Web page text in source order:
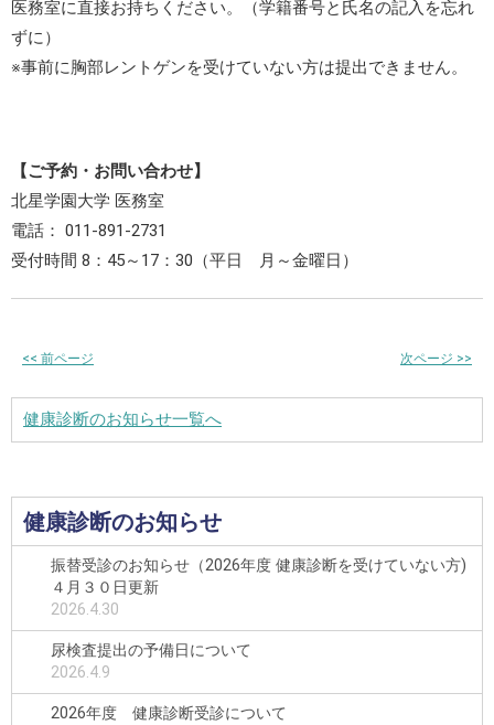
医務室に直接お持ちください。（学籍番号と氏名の記入を忘れ
ずに）
※事前に胸部レントゲンを受けていない方は提出できません。
【ご予約・お問い合わせ】
北星学園大学 医務室
電話： 011-891-2731
受付時間 8：45～17：30（平日 月～金曜日）
<< 前ページ 次ページ >>
健康診断のお知らせ一覧へ
健康診断のお知らせ
振替受診のお知らせ（2026年度 健康診断を受けていない方)
４月３０日更新
2026.4.30
尿検査提出の予備日について
2026.4.9
2026年度 健康診断受診について